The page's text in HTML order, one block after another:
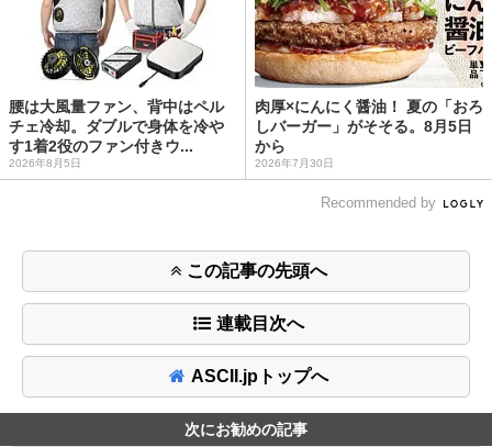
腰は大風量ファン、背中はペル
チェ冷却。ダブルで身体を冷や
す1着2役のファン付きウ...
2026年8月5日
肉厚×にんにく醤油！ 夏の「おろ
しバーガー」がそそる。8月5日
から
2026年7月30日
Recommended by
この記事の先頭へ
連載目次へ
ASCII.jpトップへ
次にお勧めの記事